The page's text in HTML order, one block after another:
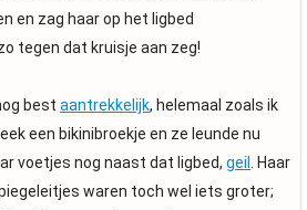
en zag haar op het ligbed
tegen dat kruisje aan zeg!
best aantrekkelijk, helemaal zoals ik
een bikinibroekje en ze leunde nu
voetjes nog naast dat ligbed, geil
. Haar
waren toch wel iets groter;